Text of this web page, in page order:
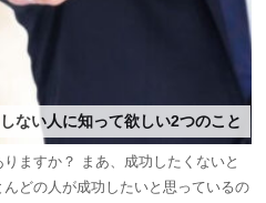
ない人に知って欲しい2つのこと
ますか？ まあ、成功したくないと
どの人が成功したいと思っているの